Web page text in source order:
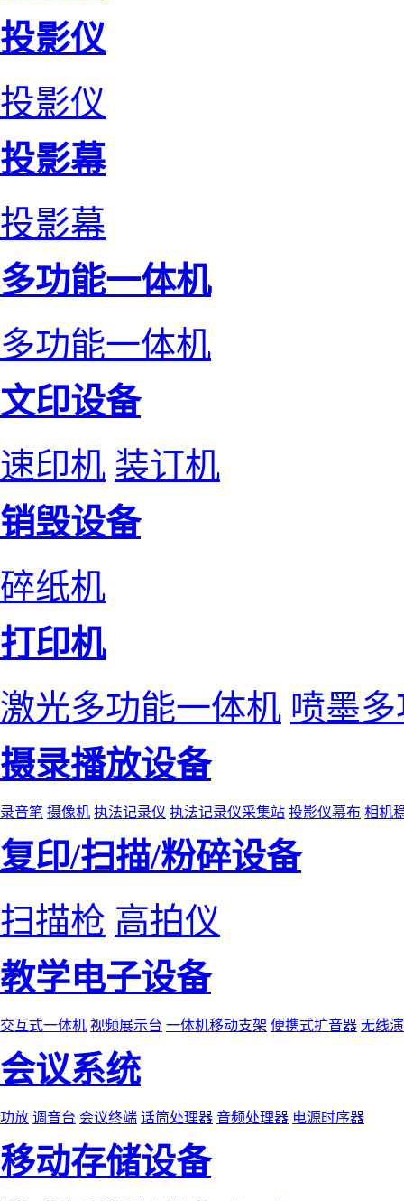
投影仪
投影仪
投影幕
投影幕
多功能一体机
多功能一体机
文印设备
速印机 装订机
销毁设备
碎纸机
打印机
激光多功能一体机 喷墨
摄录播放设备
录音笔 摄像机 执法记录仪 执法记录仪采集站 投影仪幕布 相机
复印/扫描/粉碎设备
扫描枪 高拍仪
教学电子设备
交互式一体机 视频展示台 一体机移动支架 便携式扩音器 无线
会议系统
功放 调音台 会议终端 话筒处理器 音频处理器 电源时序器
移动存储设备